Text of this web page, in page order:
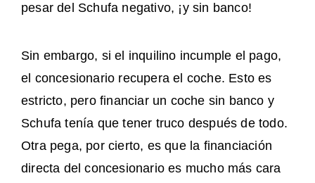
pesar del Schufa negativo, ¡y sin banco!
Sin embargo, si el inquilino incumple el pago,
el concesionario recupera el coche. Esto es
estricto, pero financiar un coche sin banco y
Schufa tenía que tener truco después de todo.
Otra pega, por cierto, es que la financiación
directa del concesionario es mucho más cara